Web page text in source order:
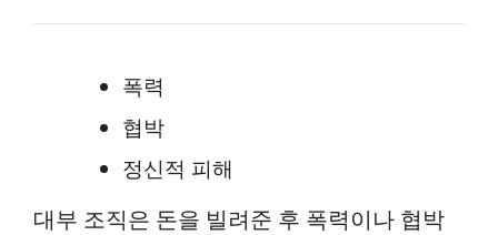
폭력
협박
정신적 피해
대부 조직은 돈을 빌려준 후 폭력이나 협박